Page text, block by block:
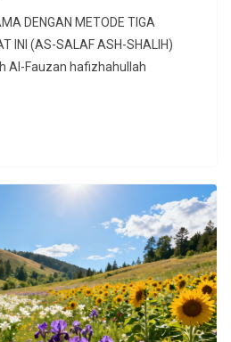
DENGAN METODE TIGA
INI (AS-SALAF ASH-SHALIH)
Al-Fauzan hafizhahullah